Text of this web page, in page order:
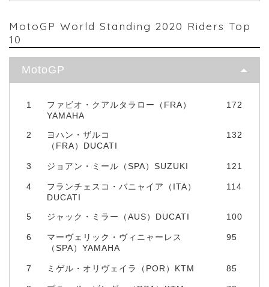
MotoGP World Standing 2020 Riders Top
10
MotoGP
1
ファビオ・クアルタラロー（FRA）
YAMAHA
172
2
ヨハン・ザルコ
（FRA）DUCATI
132
3 ジョアン・ミール（SPA）SUZUKI 121
4
フランチェスコ・バニャイア（ITA）
DUCATI
114
5 ジャック・ミラー（AUS）DUCATI 100
6
マーヴェリック・ヴィニャーレス
（SPA）YAMAHA
95
7 ミゲル・オリヴェイラ（POR）KTM 85